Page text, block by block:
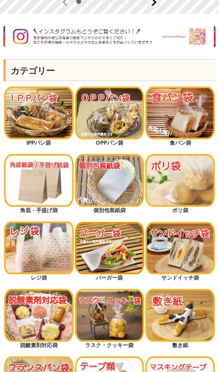
カテゴリー
IPPパン袋 OPPパン袋 食パン袋
角底・手提げ袋 個別包装紙袋 ポリ袋
レジ袋 バーガー袋 サンドイッチ袋
脱酸素剤対応袋 ラスク・クッキー袋 敷き紙